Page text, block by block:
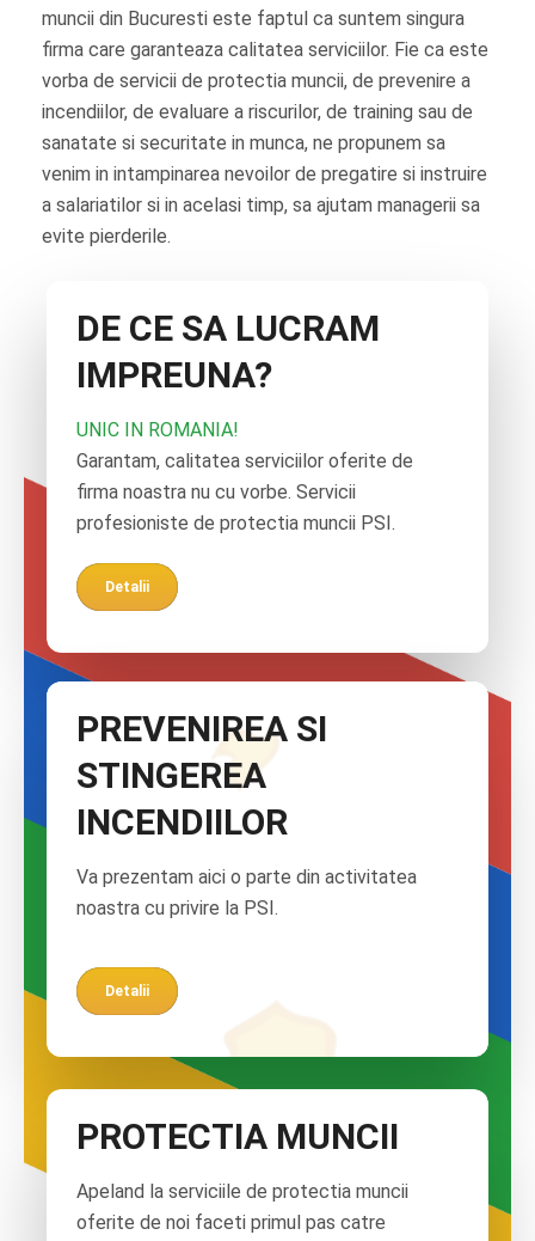
muncii din Bucuresti este faptul ca suntem singura
firma care garanteaza calitatea serviciilor. Fie ca este
vorba de servicii de protectia muncii, de prevenire a
incendiilor, de evaluare a riscurilor, de training sau de
sanatate si securitate in munca, ne propunem sa
venim in intampinarea nevoilor de pregatire si instruire
a salariatilor si in acelasi timp, sa ajutam managerii sa
evite pierderile.
DE CE SA LUCRAM
IMPREUNA?
UNIC IN ROMANIA!
Garantam, calitatea serviciilor oferite de
firma noastra nu cu vorbe. Servicii
profesioniste de protectia muncii PSI.
Detalii
PREVENIREA SI
STINGEREA
INCENDIILOR
Va prezentam aici o parte din activitatea
noastra cu privire la PSI.
Detalii
PROTECTIA MUNCII
Apeland la serviciile de protectia muncii
oferite de noi faceti primul pas catre